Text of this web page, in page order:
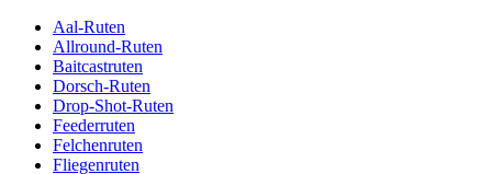
Aal-Ruten
Allround-Ruten
Baitcastruten
Dorsch-Ruten
Drop-Shot-Ruten
Feederruten
Felchenruten
Fliegenruten